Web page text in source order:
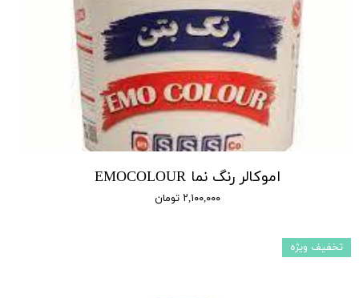
اموکالر رنگ نما EMOCOLOUR
۲,۱۰۰,۰۰۰ تومان
تخفیف ویژه